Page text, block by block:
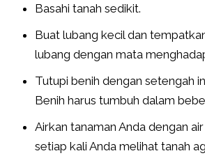
Basahi tanah sedikit.
Buat lubang kecil dan
lubang dengan mata
Tutupi benih dengan setengah
Benih harus tumbuh dalam
Airkan tanaman Anda dengan
setiap kali Anda melihat tanah